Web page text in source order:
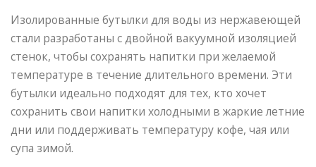
Изолированные бутылки для воды из нержавеющей
стали разработаны с двойной вакуумной изоляцией
стенок, чтобы сохранять напитки при желаемой
температуре в течение длительного времени. Эти
бутылки идеально подходят для тех, кто хочет
сохранить свои напитки холодными в жаркие летние
дни или поддерживать температуру кофе, чая или
супа зимой.